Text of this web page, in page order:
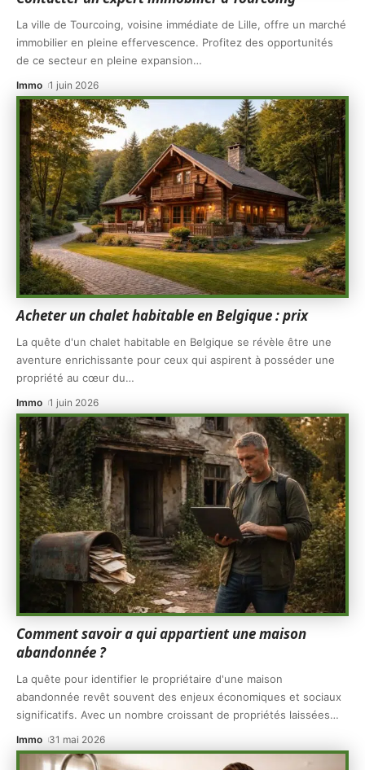
La ville de Tourcoing, voisine immédiate de Lille, offre un marché
immobilier en pleine effervescence. Profitez des opportunités
de ce secteur en pleine expansion…
Immo 1 juin 2026
Acheter un chalet habitable en Belgique : prix
La quête d'un chalet habitable en Belgique se révèle être une
aventure enrichissante pour ceux qui aspirent à posséder une
propriété au cœur du…
Immo 1 juin 2026
Comment savoir a qui appartient une maison
abandonnée ?
La quête pour identifier le propriétaire d'une maison
abandonnée revêt souvent des enjeux économiques et sociaux
significatifs. Avec un nombre croissant de propriétés laissées…
Immo 31 mai 2026